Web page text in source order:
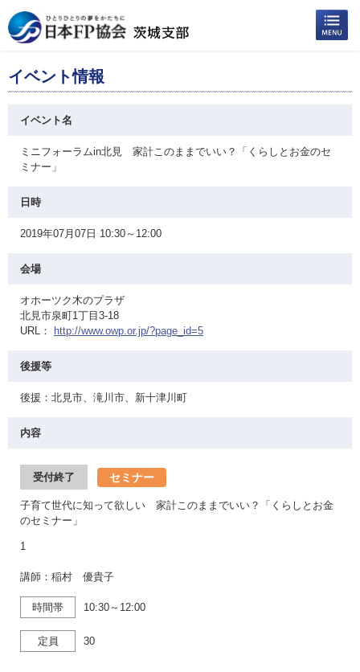
イベント情報
イベント名
ミニフォーラムin北見 家計このままでいい？「くらしとお金のセ
ミナー」
日時
2019年07月07日 10:30～12:00
会場
オホーツク木のプラザ
北見市泉町1丁目3-18
URL：
http://www.owp.or.jp/?page_id=5
後援等
後援：北見市、滝川市、新十津川町
内容
受付終了 セミナー
子育て世代に知って欲しい 家計このままでいい？「くらしとお金
のセミナー」
1
講師：稲村 優貴子
時間帯 10:30～12:00
定員 30